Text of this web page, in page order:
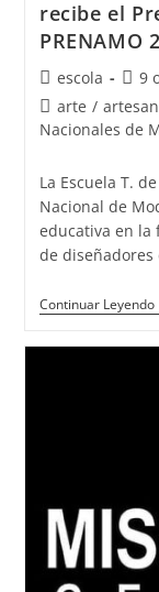
recibe el
PRENAMO
Autor
de
la
escola
de
la
9
Categoría
de
entrada:
arte /
Nacionales de
La Escuela T.
Nacional de
educativa en la
de diseñadores
Continuar Leyendo